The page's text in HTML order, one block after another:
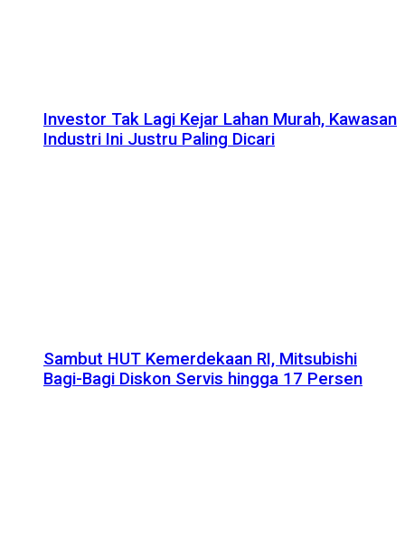
Investor Tak Lagi Kejar Lahan Murah, Kawasan
Industri Ini Justru Paling Dicari
Sambut HUT Kemerdekaan RI, Mitsubishi
Bagi-Bagi Diskon Servis hingga 17 Persen